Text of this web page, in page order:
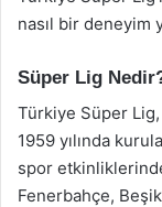
nasıl bir deneyim
Süper Lig
Türkiye Süper
1959 yılında
spor
Fenerbahçe,